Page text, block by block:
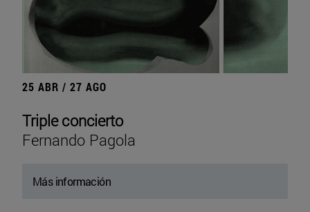
25 ABR / 27 AGO
Triple concierto
Fernando Pagola
Más información